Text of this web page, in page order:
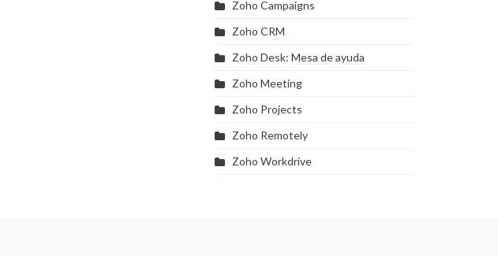
Zoho Campaigns
Zoho CRM
Zoho Desk: Mesa de ayuda
Zoho Meeting
Zoho Projects
Zoho Remotely
Zoho Workdrive